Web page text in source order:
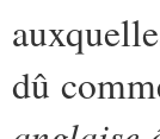
dû